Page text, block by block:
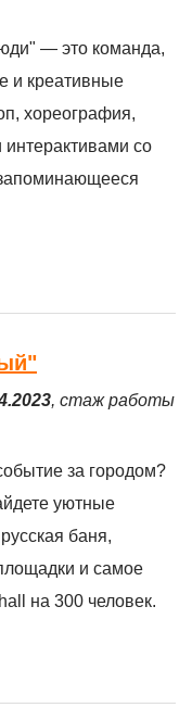
— это команда,
и креативные
хореография,
со
, стаж работы
за городом?
уютные
баня,
и самое
на 300 человек.